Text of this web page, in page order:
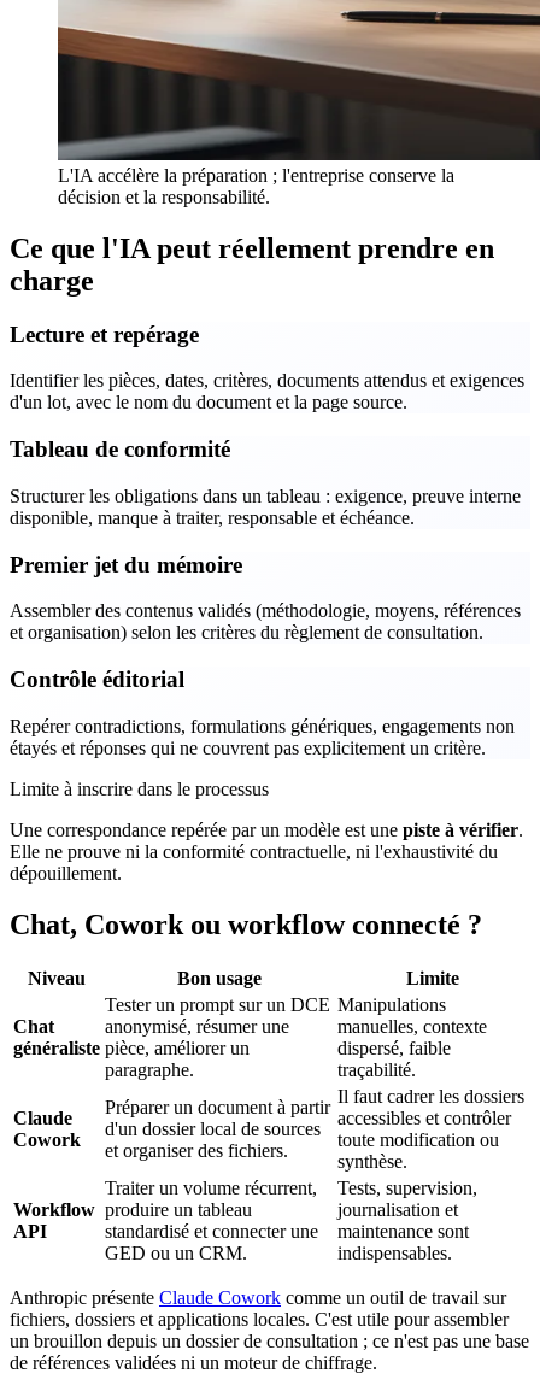
L'IA accélère la préparation ; l'entreprise conserve la
décision et la responsabilité.
Ce que l'IA peut réellement prendre en
charge
Lecture et repérage
Identifier les pièces, dates, critères, documents attendus et exigences
d'un lot, avec le nom du document et la page source.
Tableau de conformité
Structurer les obligations dans un tableau : exigence, preuve interne
disponible, manque à traiter, responsable et échéance.
Premier jet du mémoire
Assembler des contenus validés (méthodologie, moyens, références
et organisation) selon les critères du règlement de consultation.
Contrôle éditorial
Repérer contradictions, formulations génériques, engagements non
étayés et réponses qui ne couvrent pas explicitement un critère.
Limite à inscrire dans le processus
Une correspondance repérée par un modèle est une piste à vérifier.
Elle ne prouve ni la conformité contractuelle, ni l'exhaustivité du
dépouillement.
Chat, Cowork ou workflow connecté ?
Niveau Bon usage Limite
Chat
généraliste
Tester un prompt sur un DCE
anonymisé, résumer une
pièce, améliorer un
paragraphe.
Manipulations
manuelles, contexte
dispersé, faible
traçabilité.
Claude
Cowork
Préparer un document à partir
d'un dossier local de sources
et organiser des fichiers.
Il faut cadrer les dossiers
accessibles et contrôler
toute modification ou
synthèse.
Workflow
API
Traiter un volume récurrent,
produire un tableau
standardisé et connecter une
GED ou un CRM.
Tests, supervision,
journalisation et
maintenance sont
indispensables.
Anthropic présente Claude Cowork comme un outil de travail sur
fichiers, dossiers et applications locales. C'est utile pour assembler
un brouillon depuis un dossier de consultation ; ce n'est pas une base
de références validées ni un moteur de chiffrage.